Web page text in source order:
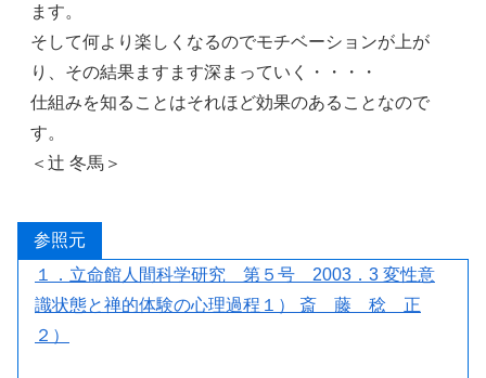
ます。
そして何より楽しくなるのでモチベーションが上が
り、その結果ますます深まっていく・・・・
仕組みを知ることはそれほど効果のあることなので
す。
＜辻 冬馬＞
参照元
１．立命館人間科学研究 第５号 2003．3 変性意
識状態と禅的体験の心理過程１） 斎 藤 稔 正
２）